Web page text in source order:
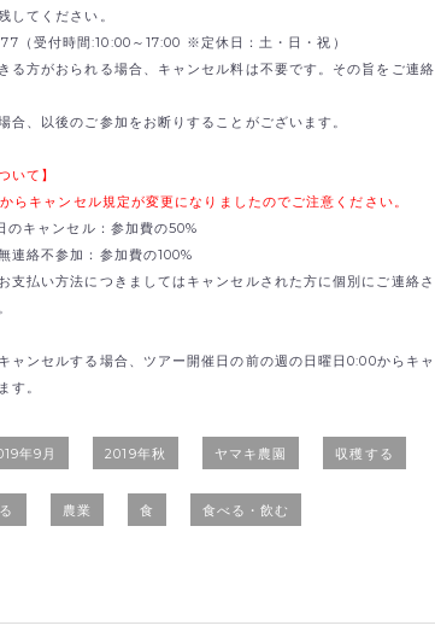
してください。
（受付時間:10:00～17:00 ※定休日：土・日・祝）
る方がおられる場合、キャンセル料は不要です。その旨をご連絡
合、以後のご参加をお断りすることがございます。
いて】
らキャンセル規定が変更になりましたのでご注意ください。
のキャンセル：参加費の50%
連絡不参加：参加費の100%
支払い方法につきましてはキャンセルされた方に個別にご連絡さ
ャンセルする場合、ツアー開催日の前の週の日曜日0:00からキャ
す。
年9月 2019年秋 ヤマキ農園 収穫する
農業 食 食べる・飲む